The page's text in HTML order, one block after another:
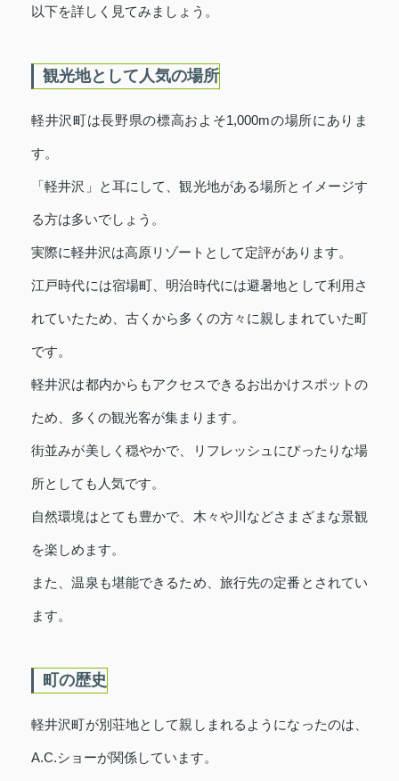
以下を詳しく見てみましょう。
観光地として人気の場所
軽井沢町は長野県の標高およそ1,000mの場所にありま
す。
「軽井沢」と耳にして、観光地がある場所とイメージす
る方は多いでしょう。
実際に軽井沢は高原リゾートとして定評があります。
江戸時代には宿場町、明治時代には避暑地として利用さ
れていたため、古くから多くの方々に親しまれていた町
です。
軽井沢は都内からもアクセスできるお出かけスポットの
ため、多くの観光客が集まります。
街並みが美しく穏やかで、リフレッシュにぴったりな場
所としても人気です。
自然環境はとても豊かで、木々や川などさまざまな景観
を楽しめます。
また、温泉も堪能できるため、旅行先の定番とされてい
ます。
町の歴史
軽井沢町が別荘地として親しまれるようになったのは、
A.C.ショーが関係しています。